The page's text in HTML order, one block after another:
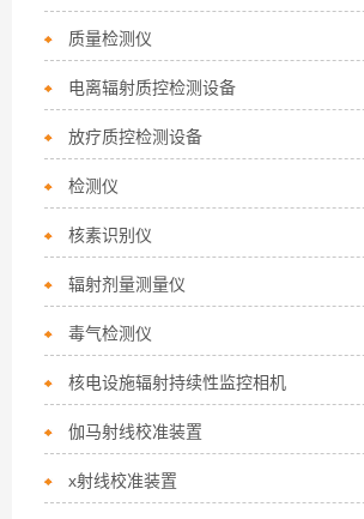
质量检测仪
电离辐射质控检测设备
放疗质控检测设备
检测仪
核素识别仪
辐射剂量测量仪
毒气检测仪
核电设施辐射持续性监控相机
伽马射线校准装置
x射线校准装置